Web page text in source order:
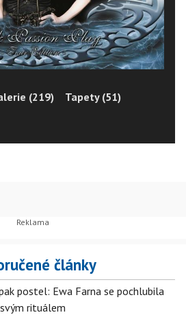
(219)
Tapety (51)
články
postel: Ewa Farna se pochlubila
svým rituálem